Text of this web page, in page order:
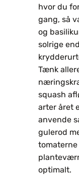
hvor du
gang, så
og
solrige
Tænk
squash
arter året
anvende
gulerod
optimalt.